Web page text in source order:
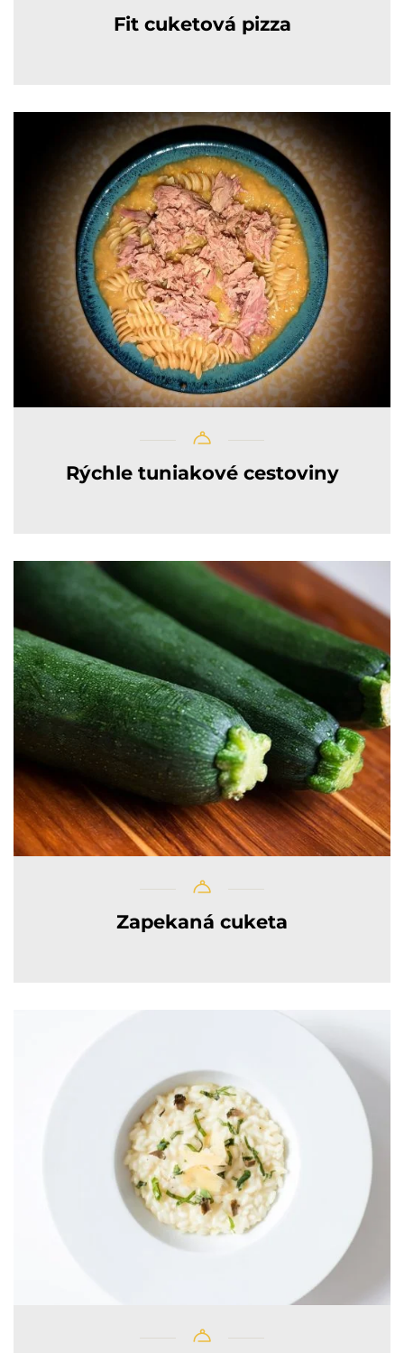
Fit cuketová pizza
Rýchle tuniakové cestoviny
Zapekaná cuketa